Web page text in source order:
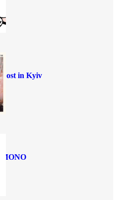
Lost in Kyiv
MONO